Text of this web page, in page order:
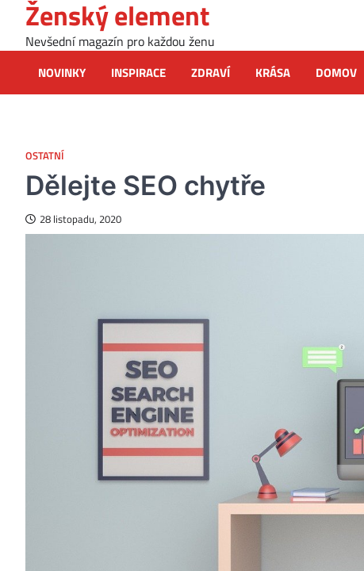
content
Ženský element
Nevšední magazín pro každou ženu
NOVINKY INSPIRACE ZDRAVÍ KRÁSA DOMOV
OSTATNÍ
Dělejte SEO chytře
28 listopadu, 2020